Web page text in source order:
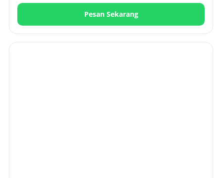
Pesan Sekarang